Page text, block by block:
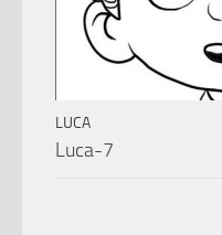
LUCA
Luca-7